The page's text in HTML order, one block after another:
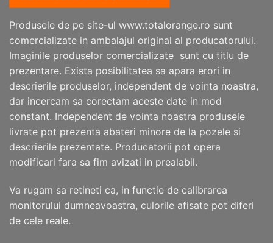
Produsele de pe site-ul www.totalorange.ro sunt
comercializate in ambalajul original al producatorului.
Imaginile produselor comercializate sunt cu titlu de
prezentare. Exista posibilitatea sa apara erori in
descrierile produselor, independent de vointa noastra,
dar incercam sa corectam aceste date in mod
constant. Independent de vointa noastra produsele
livrate pot prezenta abateri minore de la pozele si
descrierile prezentate. Producatorii pot opera
modificari fara sa fim avizati in prealabil.
Va rugam sa retineti ca, in functie de calibrarea
monitorului dumneavoastra, culorile afisate pot diferi
de cele reale.